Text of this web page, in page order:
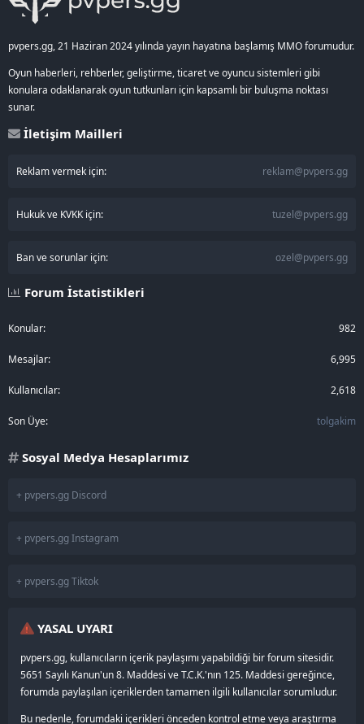
pvpers.gg, 21 Haziran 2024 yılında yayın hayatına başlamış MMO forumudur.
Oyun haberleri, rehberler, geliştirme, ticaret ve oyuncu sistemleri gibi
konulara odaklanarak oyun tutkunları için kapsamlı bir buluşma noktası
sunar.
İletişim Mailleri
Reklam vermek için: reklam@pvpers.gg
Hukuk ve KVKK için: tuzel@pvpers.gg
Ban ve sorunlar için: ozel@pvpers.gg
Forum İstatistikleri
Konular 982
Mesajlar 6,995
Kullanıcılar 2,618
Son Üye tolgakim
Sosyal Medya Hesaplarımız
+ pvpers.gg Discord
+ pvpers.gg Instagram
+ pvpers.gg Tiktok
YASAL UYARI
pvpers.gg, kullanıcıların içerik paylaşımı yapabildiği bir forum sitesidir.
5651 Sayılı Kanun'un 8. Maddesi ve T.C.K.'nın 125. Maddesi gereğince,
forumda paylaşılan içeriklerden tamamen ilgili kullanıcılar sorumludur.
Bu nedenle, forumdaki içerikleri önceden kontrol etme veya araştırma